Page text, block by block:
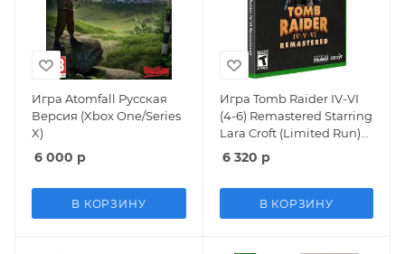
Игра Atomfall Русская
Версия (Xbox One/Series
X)
6 000 р
В КОРЗИНУ
Игра Tomb Raider IV-VI
(4-6) Remastered Starring
Lara Croft (Limited Run)
Русская Версия (Xbox
One/Series X)
6 320 р
В КОРЗИНУ